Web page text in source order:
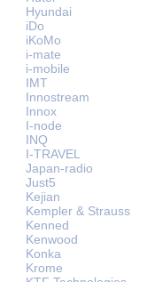
Hyundai
iDo
iKoMo
i-mate
i-mobile
IMT
Innostream
Innox
I-node
INQ
I-TRAVEL
Japan-radio
Just5
Kejian
Kempler & Strauss
Kenned
Kenwood
Konka
Krome